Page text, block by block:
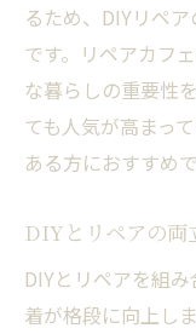
るため、DIYリペ
です。リペアカフ
な暮らしの重要性
ても人気が高まっ
ある方におすすめで
DIYとリペアの両
DIYとリペアを組
着が格段に向上し